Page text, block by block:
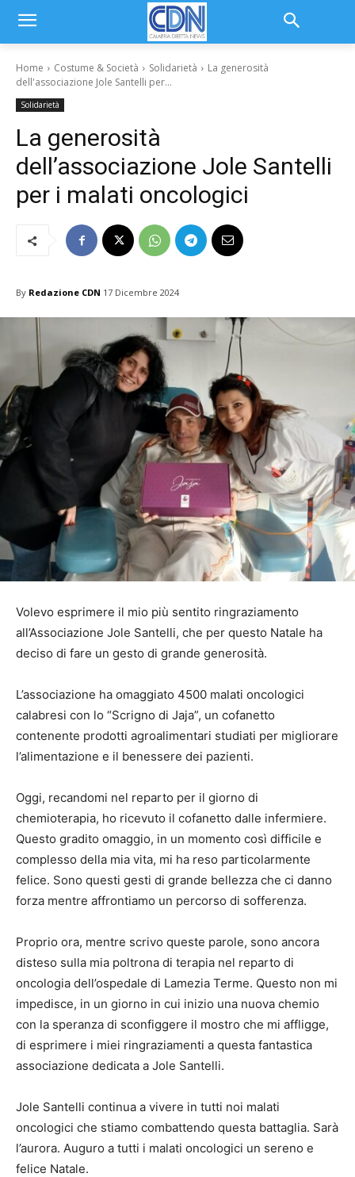
Home Costume & Società Solidarietà
La generosità
dell'associazione Jole Santelli per...
Solidarietà
La generosità
dell’associazione Jole Santelli
per i malati oncologici
By Redazione CDN 17 Dicembre 2024
Volevo esprimere il mio più sentito ringraziamento
all’Associazione Jole Santelli, che per questo Natale ha
deciso di fare un gesto di grande generosità.
L’associazione ha omaggiato 4500 malati oncologici
calabresi con lo “Scrigno di Jaja”, un cofanetto
contenente prodotti agroalimentari studiati per migliorare
l’alimentazione e il benessere dei pazienti.
Oggi, recandomi nel reparto per il giorno di
chemioterapia, ho ricevuto il cofanetto dalle infermiere.
Questo gradito omaggio, in un momento così difficile e
complesso della mia vita, mi ha reso particolarmente
felice. Sono questi gesti di grande bellezza che ci danno
forza mentre affrontiamo un percorso di sofferenza.
Proprio ora, mentre scrivo queste parole, sono ancora
disteso sulla mia poltrona di terapia nel reparto di
oncologia dell’ospedale di Lamezia Terme. Questo non mi
impedisce, in un giorno in cui inizio una nuova chemio
con la speranza di sconfiggere il mostro che mi affligge,
di esprimere i miei ringraziamenti a questa fantastica
associazione dedicata a Jole Santelli.
Jole Santelli continua a vivere in tutti noi malati
oncologici che stiamo combattendo questa battaglia. Sarà
l’aurora. Auguro a tutti i malati oncologici un sereno e
felice Natale.